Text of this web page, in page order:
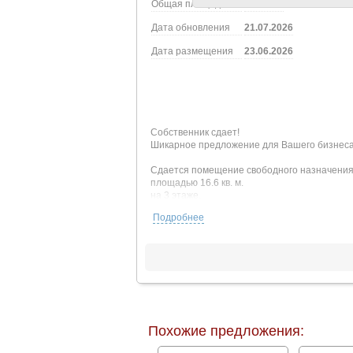
Общая площадь
Дата обновления 21.07.2026
Дата размещения 23.06.2026
Собственник сдает!
Шикарное предложение для Вашего
Сдается помещение свободного назначения
площадью 16.6 кв. м.
на 3 этаже.
Отличное месторасположение в молодом
Отдельно стоящее пятиэтажное здание
На первом этаже уже работают
Подробнее
Похожие предложения: